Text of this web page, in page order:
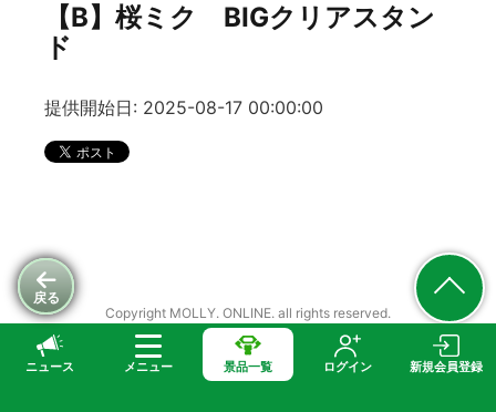
ニュース メニュー 景品一覧 ログイン 新規会員登録
戻る
【B】桜ミク BIGクリアスタン
ド
提供開始日: 2025-08-17 00:00:00
Copyright MOLLY. ONLINE. all rights reserved.